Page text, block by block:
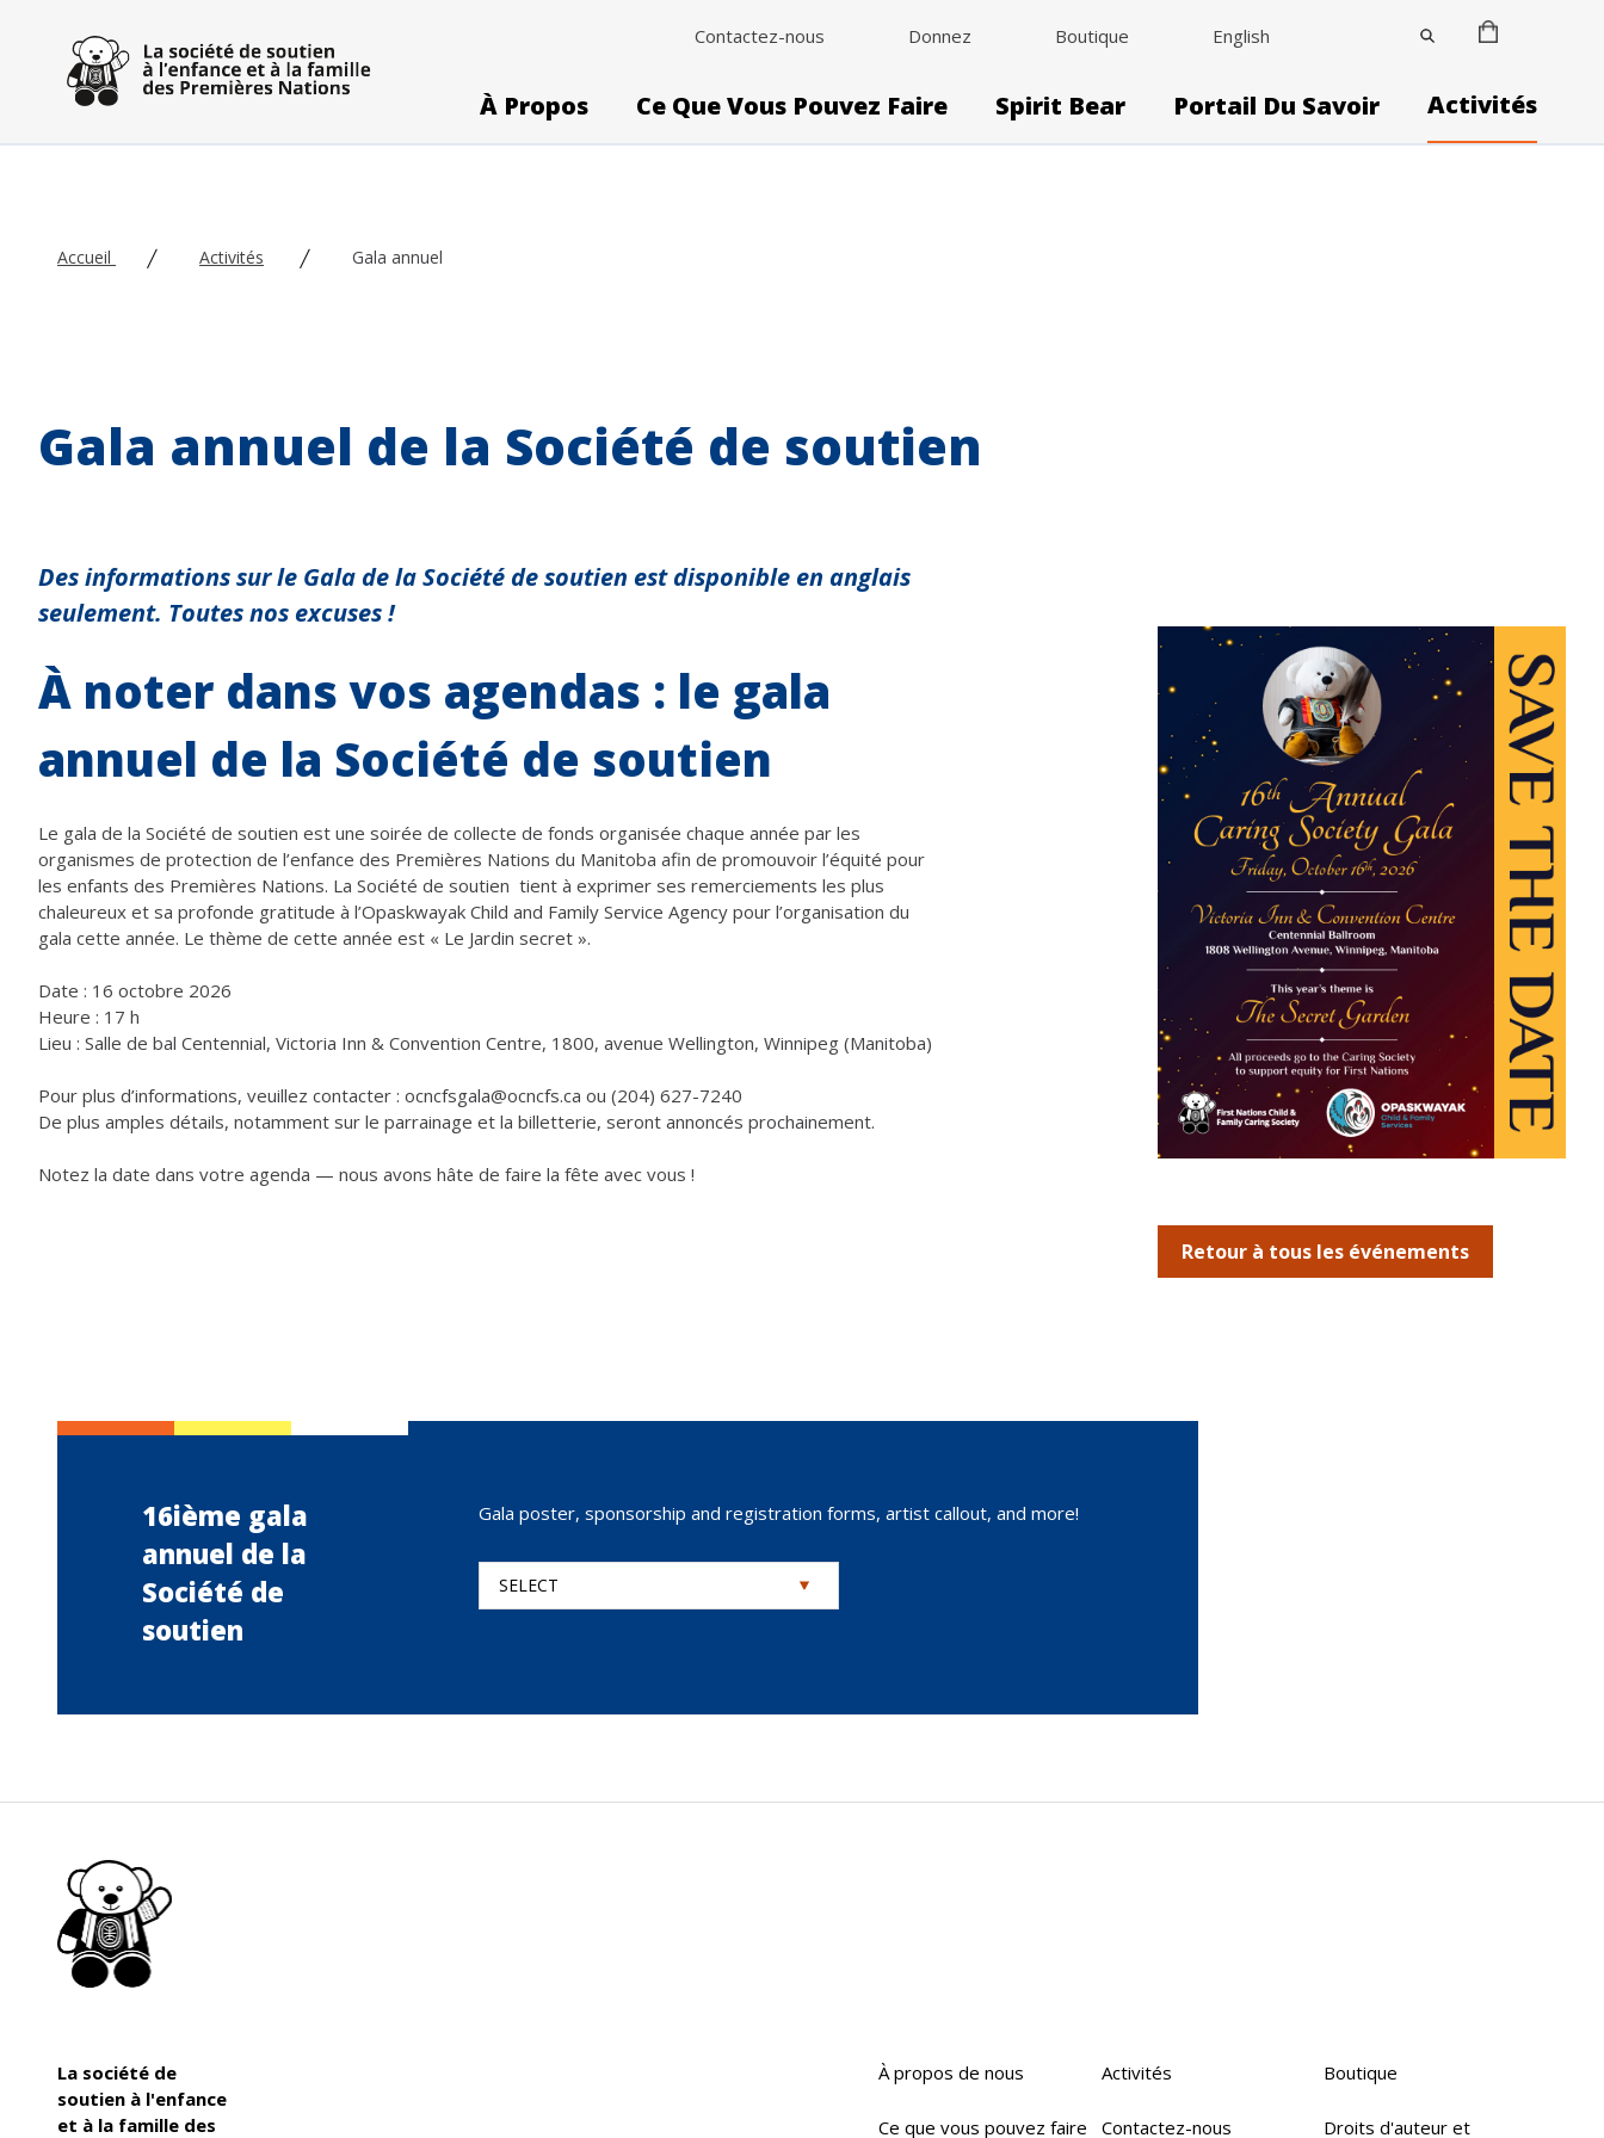
Contactez-nous Donnez Boutique English
À Propos Ce Que Vous Pouvez Faire Spirit Bear Portail Du Savoir Activités
Accueil Activités Gala annuel
Gala annuel de la Société de soutien
Des informations sur le Gala de la Société de soutien est disponible en anglais
seulement. Toutes nos excuses !
À noter dans vos agendas : le gala
annuel de la Société de soutien
Le gala de la Société de soutien est une soirée de collecte de fonds organisée chaque année par les
organismes de protection de l’enfance des Premières Nations du Manitoba afin de promouvoir l’équité pour
les enfants des Premières Nations. La Société de soutien tient à exprimer ses remerciements les plus
chaleureux et sa profonde gratitude à l’Opaskwayak Child and Family Service Agency pour l’organisation du
gala cette année. Le thème de cette année est « Le Jardin secret ».
Date : 16 octobre 2026
Heure : 17 h
Lieu : Salle de bal Centennial, Victoria Inn & Convention Centre, 1800, avenue Wellington, Winnipeg (Manitoba)
Pour plus d’informations, veuillez contacter : ocncfsgala@ocncfs.ca ou (204) 627-7240
De plus amples détails, notamment sur le parrainage et la billetterie, seront annoncés prochainement.
Notez la date dans votre agenda — nous avons hâte de faire la fête avec vous !
Retour à tous les événements
16ième gala
annuel de la
Société de
soutien
Gala poster, sponsorship and registration forms, artist callout, and more!
SELECT
La société de
soutien à l'enfance
et à la famille des
À propos de nous
Ce que vous pouvez faire
Activités
Contactez-nous
Boutique
Droits d'auteur et